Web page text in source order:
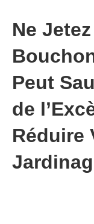
Ne
Peut
de
Réduire